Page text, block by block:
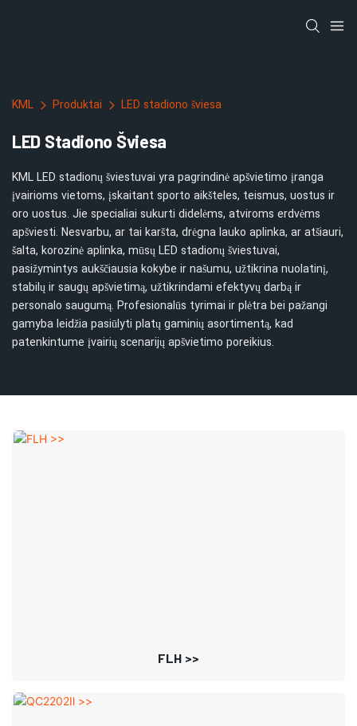
KML Produktai LED stadiono šviesa
LED Stadiono Šviesa
KML LED stadionų šviestuvai yra pagrindinė apšvietimo įranga
įvairioms vietoms, įskaitant sporto aikšteles, teismus, uostus ir
oro uostus. Jie specialiai sukurti didelėms, atviroms erdvėms
apšviesti. Nesvarbu, ar tai karšta, drėgna lauko aplinka, ar atšiauri,
šalta, korozinė aplinka, mūsų LED stadionų šviestuvai,
pasižymintys aukščiausia kokybe ir našumu, užtikrina nuolatinį,
stabilų ir saugų apšvietimą, užtikrindami efektyvų darbą ir
personalo saugumą. Profesionalūs tyrimai ir plėtra bei pažangi
gamyba leidžia pasiūlyti platų gaminių asortimentą, kad
patenkintume įvairių scenarijų apšvietimo poreikius.
FLH >>